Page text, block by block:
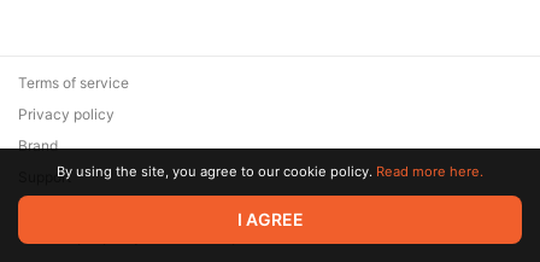
© 2026 Zaya Solutions Limited. All rights reserved. All trademarks
are the property of their respective owners.
Terms of service
Privacy policy
Brand
SupportBy using the site, you agree to our cookie policy. Read more here.
I AGREE